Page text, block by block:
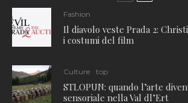
Fashion
Il diavolo veste Prada 2:
i costumi del film
Culture top
STLOPUN: quando l’arte
sensoriale nella Val dl’Ert